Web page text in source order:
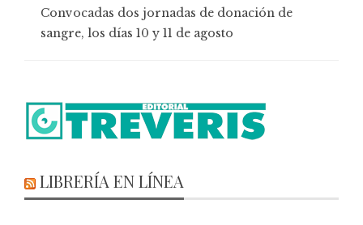
Convocadas dos jornadas de donación de
sangre, los días 10 y 11 de agosto
LIBRERÍA EN LÍNEA